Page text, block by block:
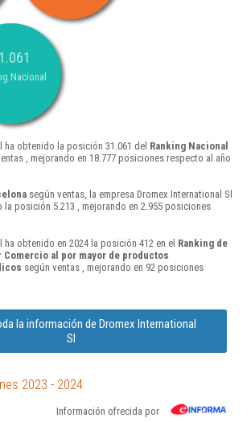
Nacional
ha obtenido la posición 31.061 del Ranking Nacional
, mejorando en 18.777 posiciones respecto al año
según ventas, la empresa Dromex International Sl
la posición 5.213 , mejorando en 2.955 posiciones
ha obtenido en 2024 la posición 412 en el Ranking de
Comercio al por mayor de productos
según ventas , mejorando en 92 posiciones
la información de Dromex International
Sl
2023 - 2024
Información ofrecida por